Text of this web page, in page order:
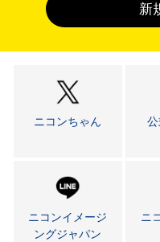
新
ニコンちゃん
ニコンイメージ
ングジャパン
ニ